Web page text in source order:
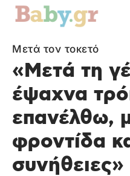
Μετά τον τοκετό
«Μετά τη
έψαχνα
επανέλθω,
φροντίδα
συνήθειες»